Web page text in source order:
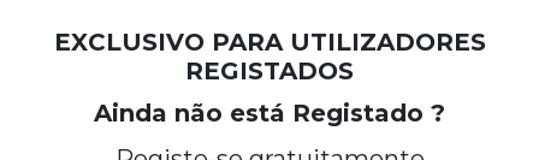
EXCLUSIVO PARA UTILIZADORES
REGISTADOS
Ainda não está Registado ?